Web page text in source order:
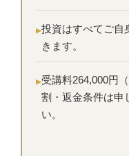
投資はすべてご自
きます。
受講料264,000円
割・返金条件は申
い。